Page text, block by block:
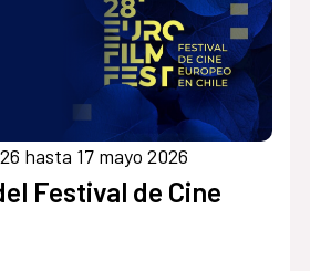
hasta 17 mayo 2026
Festival de Cine